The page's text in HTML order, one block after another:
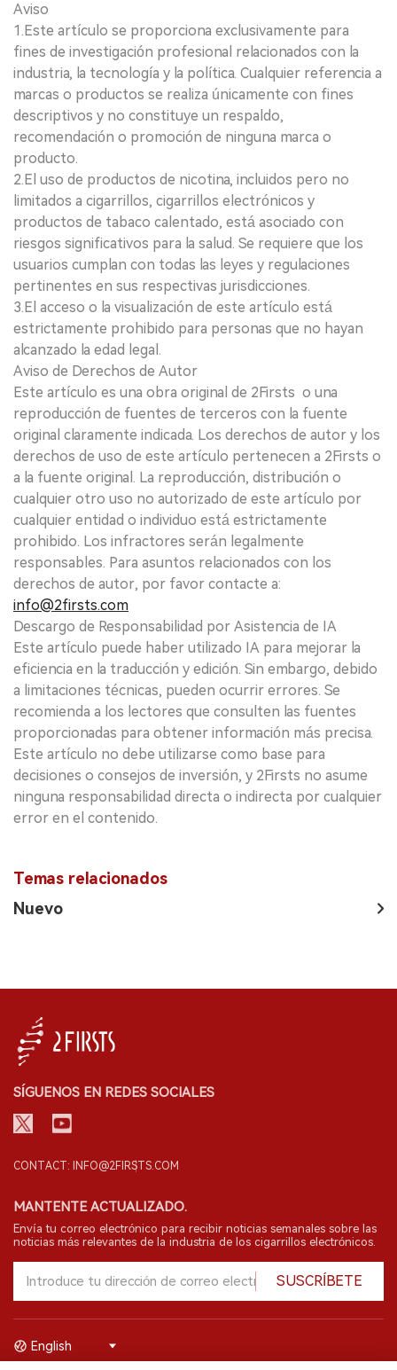
Aviso
1.Este artículo se proporciona exclusivamente para
fines de investigación profesional relacionados con la
industria, la tecnología y la política. Cualquier referencia a
marcas o productos se realiza únicamente con fines
descriptivos y no constituye un respaldo,
recomendación o promoción de ninguna marca o
producto.
2.El uso de productos de nicotina, incluidos pero no
limitados a cigarrillos, cigarrillos electrónicos y
productos de tabaco calentado, está asociado con
riesgos significativos para la salud. Se requiere que los
usuarios cumplan con todas las leyes y regulaciones
pertinentes en sus respectivas jurisdicciones.
3.El acceso o la visualización de este artículo está
estrictamente prohibido para personas que no hayan
alcanzado la edad legal.
Aviso de Derechos de Autor
Este artículo es una obra original de 2Firsts o una
reproducción de fuentes de terceros con la fuente
original claramente indicada. Los derechos de autor y los
derechos de uso de este artículo pertenecen a 2Firsts o
a la fuente original. La reproducción, distribución o
cualquier otro uso no autorizado de este artículo por
cualquier entidad o individuo está estrictamente
prohibido. Los infractores serán legalmente
responsables. Para asuntos relacionados con los
derechos de autor, por favor contacte a:
info@2firsts.com
Descargo de Responsabilidad por Asistencia de IA
Este artículo puede haber utilizado IA para mejorar la
eficiencia en la traducción y edición. Sin embargo, debido
a limitaciones técnicas, pueden ocurrir errores. Se
recomienda a los lectores que consulten las fuentes
proporcionadas para obtener información más precisa.
Este artículo no debe utilizarse como base para
decisiones o consejos de inversión, y 2Firsts no asume
ninguna responsabilidad directa o indirecta por cualquier
error en el contenido.
Temas relacionados
Nuevo
SÍGUENOS EN REDES SOCIALES
CONTACT: INFO@2FIRSTS.COM
MANTENTE ACTUALIZADO.
Envía tu correo electrónico para recibir noticias semanales sobre las
noticias más relevantes de la industria de los cigarrillos electrónicos.
SUSCRÍBETE
English